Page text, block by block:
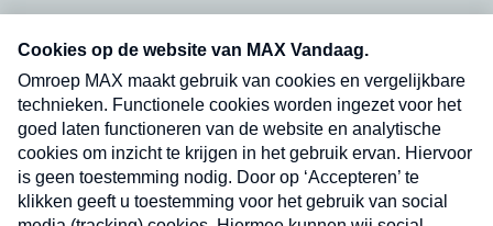
nieuwsbrief. Elke vrijdag- en dinsdagochtend in
uw mailbox.
Verzend